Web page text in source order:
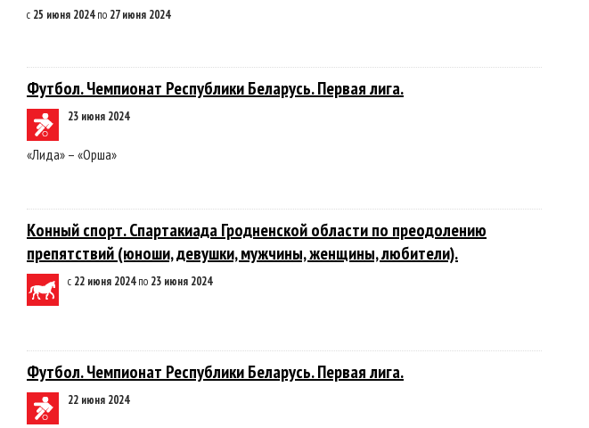
с 25 июня 2024по 27 июня 2024
Футбол. Чемпионат Республики Беларусь. Первая лига.
23 июня 2024
«Лида» – «Орша»
Конный спорт. Спартакиада Гродненской области по преодолению
препятствий (юноши, девушки, мужчины, женщины, любители).
с 22 июня 2024по 23 июня 2024
Футбол. Чемпионат Республики Беларусь. Первая лига.
22 июня 2024